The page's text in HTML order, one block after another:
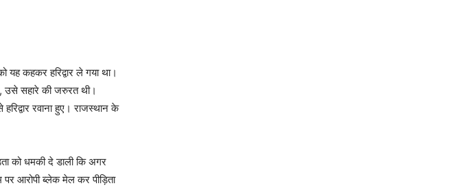
यह कहकर हरिद्वार ले गया था।
उसे सहारे की जरुरत थी।
रवाना हुए। राजस्थान के
को धमकी दे डाली कि अगर
आरोपी ब्लेक मेल कर पीड़िता